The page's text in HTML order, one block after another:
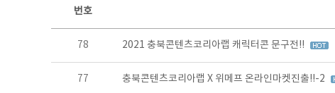
콘텐츠이슈 목록 - 번호, 제목, 작성자, 파일, 조회수, 작성일 정보 제공
번호
78 2021 충북콘텐츠코리아랩 캐릭터콘 문구전!!
77 충북콘텐츠코리아랩 X 위메프 온라인마켓진출!!-2